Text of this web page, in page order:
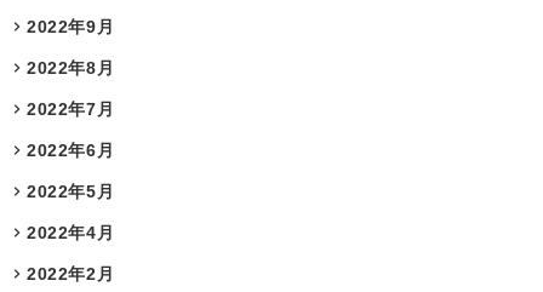
2022年9月
2022年8月
2022年7月
2022年6月
2022年5月
2022年4月
2022年2月